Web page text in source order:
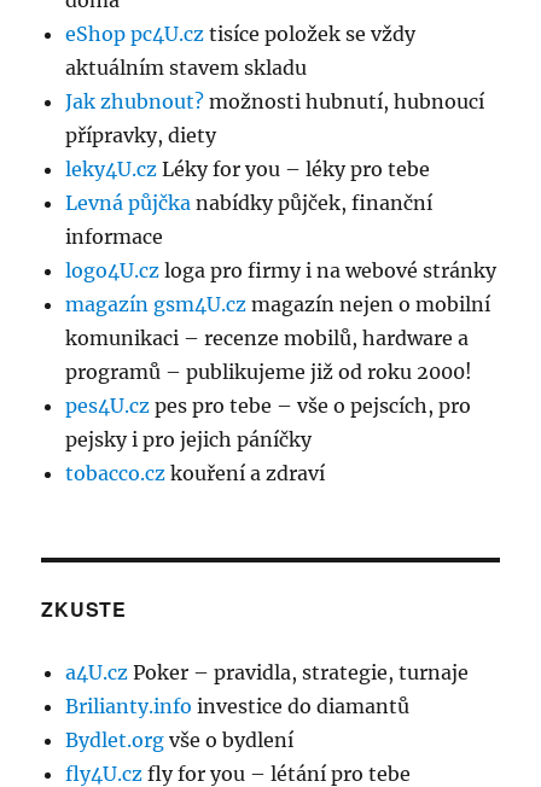
eShop pc4U.cz tisíce položek se vždy
aktuálním stavem skladu
Jak zhubnout? možnosti hubnutí, hubnoucí
přípravky, diety
leky4U.cz Léky for you – léky pro tebe
Levná půjčka nabídky půjček, finanční
informace
logo4U.cz loga pro firmy i na webové stránky
magazín gsm4U.cz magazín nejen o mobilní
komunikaci – recenze mobilů, hardware a
programů – publikujeme již od roku 2000!
pes4U.cz pes pro tebe – vše o pejscích, pro
pejsky i pro jejich páníčky
tobacco.cz kouření a zdraví
ZKUSTE
a4U.cz Poker – pravidla, strategie, turnaje
Brilianty.info investice do diamantů
Bydlet.org vše o bydlení
fly4U.cz fly for you – létání pro tebe